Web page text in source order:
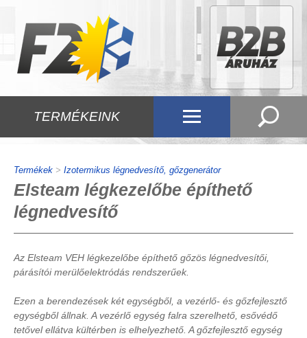
TERMÉKEINK
Termékek > Izotermikus légnedvesítő, gőzgenerátor
Elsteam légkezelőbe építhető
légnedvesítő
Az Elsteam VEH légkezelőbe építhető gőzös légnedvesítői,
párásítói merülőelektródás rendszerűek.
Ezen a berendezések két egységből, a vezérlő- és gőzfejlesztő
egységből állnak. A vezérlő egység falra szerelhető, esővédő
tetővel ellátva kültérben is elhelyezhető. A gőzfejlesztő egység